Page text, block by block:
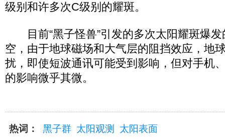
级别和许多次C级别的耀斑。
目前“黑子怪兽”引发的多次太阳耀斑爆发
空，由于地球磁场和大气层的阻挡效应，地
扰，即使短波通讯可能受到影响，但对手机
的影响微乎其微。
热词： 黑子群 太阳观测 太阳表面